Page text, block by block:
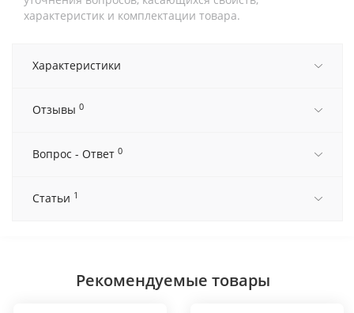
характеристик и комплектации товара.
Характеристики
Отзывы 0
Вопрос - Ответ 0
Статьи 1
Рекомендуемые товары